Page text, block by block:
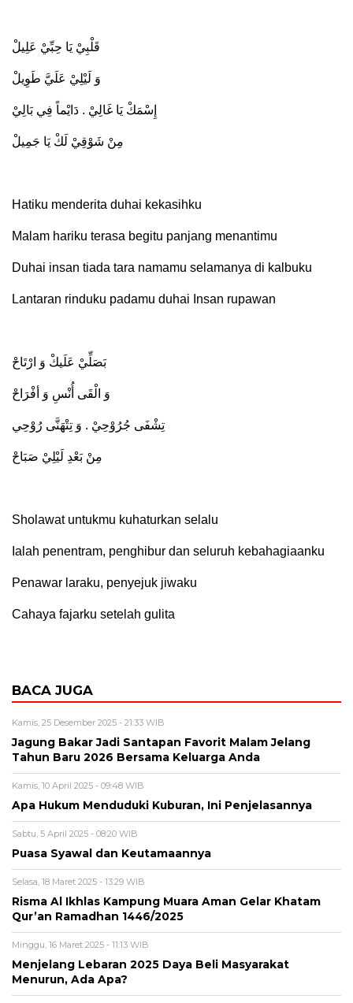
قَلْبِيْ يَا حِبِّيْ عَلِيلْ
وَ لَيْلِيْ عَلَيَّ طَوِيلْ
إِسْمَكْ يَا غَالِيْ . دَايْماً فِي بَالِيْ
مِنْ شَوْقِيْ لَكْ يَا جَمِيلْ
Hatiku menderita duhai kekasihku
Malam hariku terasa begitu panjang menantimu
Duhai insan tiada tara namamu selamanya di kalbuku
Lantaran rinduku padamu duhai Insan rupawan
بَصَلِّيْ عَلَيكْ وَ ارْتَاحْ
وَ الْقَى أُنْسِ وَ أفْرَاحْ
تِشْفَى جُرُوْحِيْ . وَ تِتْهَنَّى رُوْحِي
مِنْ بَعْدِ لَيْلِيْ صَبَاحْ
Sholawat untukmu kuhaturkan selalu
Ialah penentram, penghibur dan seluruh kebahagiaanku
Penawar laraku, penyejuk jiwaku
Cahaya fajarku setelah gulita
BACA JUGA
Kamis, 25 Desember 2025 - 21:33 WIB
Jagung Bakar Jadi Santapan Favorit Malam Jelang
Tahun Baru 2026 Bersama Keluarga Anda
Kamis, 10 April 2025 - 09:48 WIB
Apa Hukum Menduduki Kuburan, Ini Penjelasannya
Sabtu, 5 April 2025 - 08:20 WIB
Puasa Syawal dan Keutamaannya
Selasa, 18 Maret 2025 - 13:29 WIB
Risma Al Ikhlas Kampung Muara Aman Gelar Khatam
Qur’an Ramadhan 1446/2025
Minggu, 16 Maret 2025 - 11:13 WIB
Menjelang Lebaran 2025 Daya Beli Masyarakat
Menurun, Ada Apa?